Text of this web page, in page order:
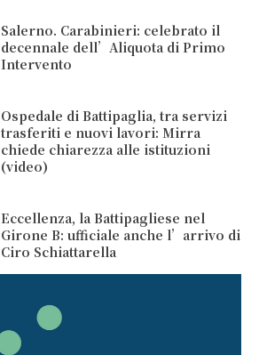
Salerno. Carabinieri: celebrato il
decennale dell’Aliquota di Primo
Intervento
Ospedale di Battipaglia, tra servizi
trasferiti e nuovi lavori: Mirra
chiede chiarezza alle istituzioni
(video)
Eccellenza, la Battipagliese nel
Girone B: ufficiale anche l’arrivo di
Ciro Schiattarella